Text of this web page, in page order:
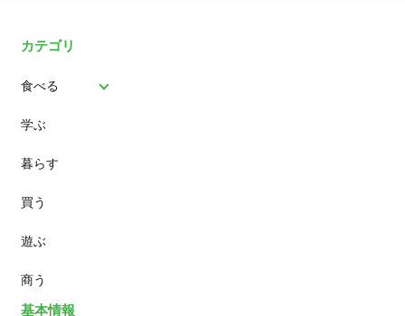
カテゴリ
食べる
パン
スイーツ
ランチ
カフェ
学ぶ
暮らす
買う
遊ぶ
商う
基本情報